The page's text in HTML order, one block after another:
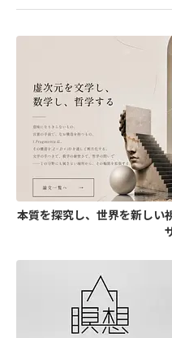
本質を探究し、世界を新しい